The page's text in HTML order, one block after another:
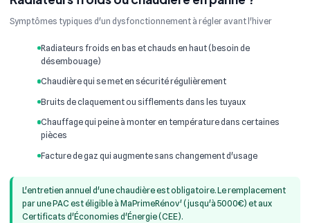
Symptômes typiques d'un dysfonctionnement à régler avant l'hiver
Radiateurs froids en bas et chauds en haut (besoin de
désembouage)
Chaudière qui se met en sécurité régulièrement
Bruits de claquement ou sifflements dans les tuyaux
Chauffage qui peine à monter en température dans certaines
pièces
Facture de gaz qui augmente sans changement d'usage
L'entretien annuel d'une chaudière est obligatoire. Le remplacement
par une PAC est éligible à MaPrimeRénov' (jusqu'à 5000€) et aux
Certificats d'Économies d'Énergie (CEE).